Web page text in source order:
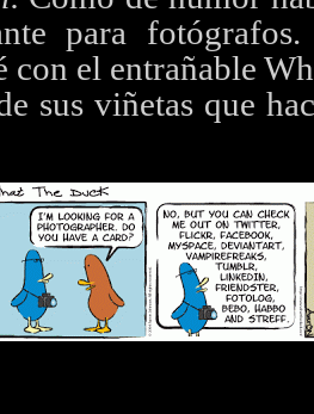
para
con el entrañable
sus viñetas que